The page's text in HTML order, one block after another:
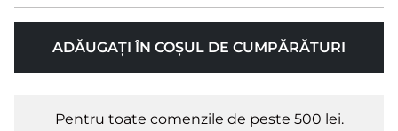
ADĂUGAȚI ÎN COȘUL DE CUMPĂRĂTURI
Pentru toate comenzile de peste 500 lei.